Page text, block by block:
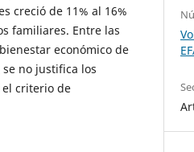
creció de 11% al 16%
familiares. Entre las
económico de
no justifica los
criterio de